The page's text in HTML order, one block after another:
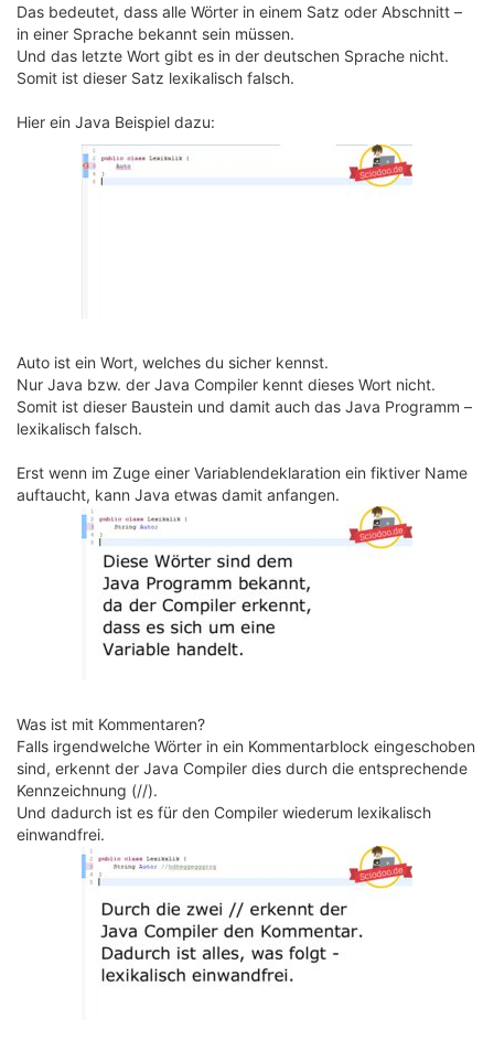
Das bedeutet, dass alle Wörter in einem Satz oder Abschnitt –
in einer Sprache bekannt sein müssen.
Und das letzte Wort gibt es in der deutschen Sprache nicht.
Somit ist dieser Satz lexikalisch falsch.
Hier ein Java Beispiel dazu:
Auto ist ein Wort, welches du sicher kennst.
Nur Java bzw. der Java Compiler kennt dieses Wort nicht.
Somit ist dieser Baustein und damit auch das Java Programm –
lexikalisch falsch.
Erst wenn im Zuge einer Variablendeklaration ein fiktiver Name
auftaucht, kann Java etwas damit anfangen.
Was ist mit Kommentaren?
Falls irgendwelche Wörter in ein Kommentarblock eingeschoben
sind, erkennt der Java Compiler dies durch die entsprechende
Kennzeichnung (//).
Und dadurch ist es für den Compiler wiederum lexikalisch
einwandfrei.